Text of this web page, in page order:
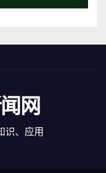
网
识、应用